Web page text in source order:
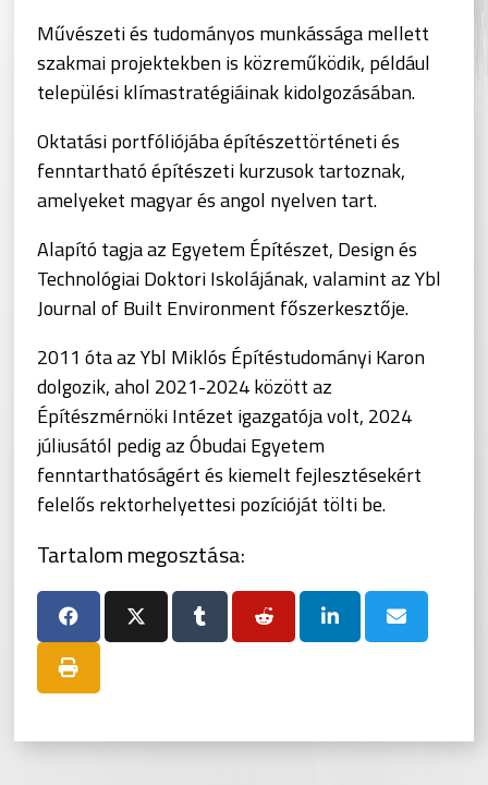
Művészeti és tudományos munkássága mellett
szakmai projektekben is közreműködik, például
települési klímastratégiáinak kidolgozásában.
Oktatási portfóliójába építészettörténeti és
fenntartható építészeti kurzusok tartoznak,
amelyeket magyar és angol nyelven tart.
Alapító tagja az Egyetem Építészet, Design és
Technológiai Doktori Iskolájának, valamint az Ybl
Journal of Built Environment főszerkesztője.
2011 óta az Ybl Miklós Építéstudományi Karon
dolgozik, ahol 2021-2024 között az
Építészmérnöki Intézet igazgatója volt, 2024
júliusától pedig az Óbudai Egyetem
fenntarthatóságért és kiemelt fejlesztésekért
felelős rektorhelyettesi pozícióját tölti be.
Tartalom megosztása: